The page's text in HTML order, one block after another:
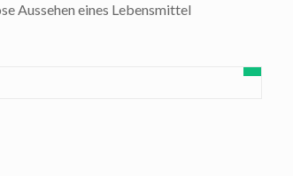
Aussehen eines Lebensmittel